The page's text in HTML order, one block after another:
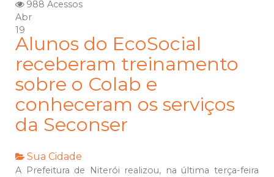
988 Acessos
Abr
19
Alunos do EcoSocial
receberam treinamento
sobre o Colab e
conheceram os serviços
da Seconser
Sua Cidade
A Prefeitura de Niterói realizou, na última terça-feira